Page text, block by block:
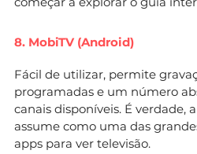
8. MobiTV (Android)
Fácil de utilizar, permite
programadas e um número
canais disponíveis. É verdade, a
assume como uma das
apps para ver televisão.